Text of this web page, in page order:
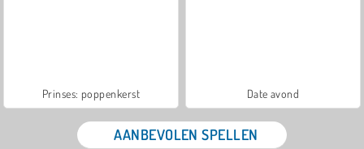
Prinses: poppenkerst Date avond
AANBEVOLEN SPELLEN